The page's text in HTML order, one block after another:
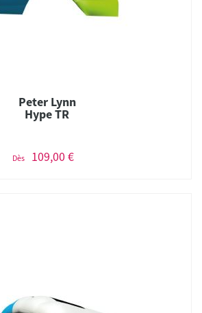
Peter Lynn
Hype TR
Dès 109,00 €